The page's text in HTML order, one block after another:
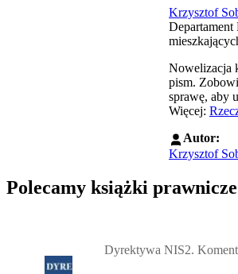
Krzysztof
Nowelizacja
pism.
sprawę, aby
Więcej:
Autor:
Krzysztof
Polecamy książki prawnicze
Dyrektywa NIS2.